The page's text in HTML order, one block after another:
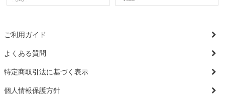
ご利用ガイド
よくある質問
特定商取引法に基づく表示
個人情報保護方針